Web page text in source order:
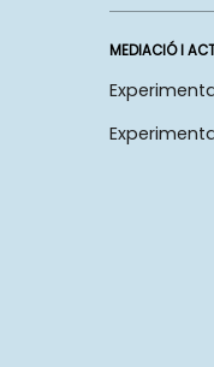
MEDIACIÓ I